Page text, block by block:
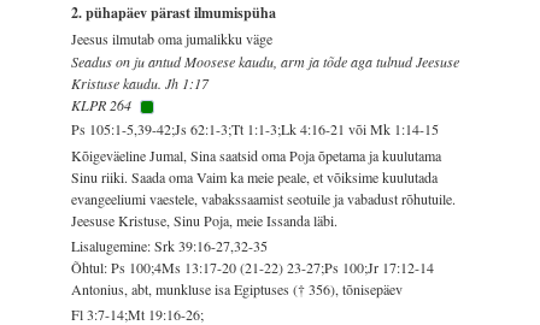
2. pühapäev pärast ilmumispüha
Jeesus ilmutab oma jumalikku väge
Seadus on ju antud Moosese kaudu, arm ja tõde aga tulnud Jeesuse
Kristuse kaudu. Jh 1:17
KLPR 264
Ps 105:1-5,39-42;Js 62:1-3;Tt 1:1-3;Lk 4:16-21 või Mk 1:14-15
Kõigeväeline Jumal, Sina saatsid oma Poja õpetama ja kuulutama
Sinu riiki. Saada oma Vaim ka meie peale, et võiksime kuulutada
evangeeliumi vaestele, vabakssaamist seotuile ja vabadust rõhutuile.
Jeesuse Kristuse, Sinu Poja, meie Issanda läbi.
Lisalugemine: Srk 39:16-27,32-35
Õhtul: Ps 100;4Ms 13:17-20 (21-22) 23-27;Ps 100;Jr 17:12-14
Antonius, abt, munkluse isa Egiptuses († 356), tõnisepäev
Fl 3:7-14;Mt 19:16-26;